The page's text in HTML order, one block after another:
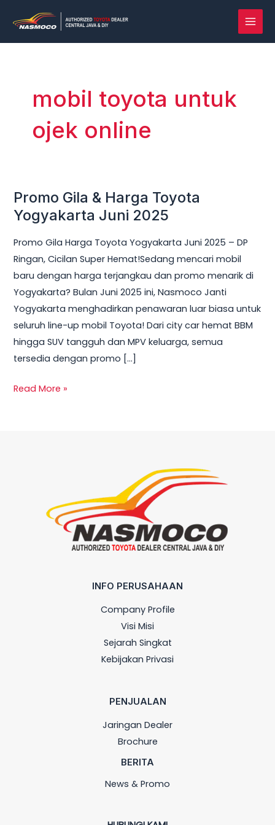
konten
mobil toyota untuk
ojek online
Promo Gila & Harga Toyota
Yogyakarta Juni 2025
Promo Gila Harga Toyota Yogyakarta Juni 2025 – DP
Ringan, Cicilan Super Hemat!Sedang mencari mobil
baru dengan harga terjangkau dan promo menarik di
Yogyakarta? Bulan Juni 2025 ini, Nasmoco Janti
Yogyakarta menghadirkan penawaran luar biasa untuk
seluruh line-up mobil Toyota! Dari city car hemat BBM
hingga SUV tangguh dan MPV keluarga, semua
tersedia dengan promo […]
Promo
Gila
Harga
Toyota
Yogyakarta
Juni
2025
Read More »
INFO PERUSAHAAN
Company Profile
Visi Misi
Sejarah Singkat
Kebijakan Privasi
PENJUALAN
Jaringan Dealer
Brochure
BERITA
News & Promo